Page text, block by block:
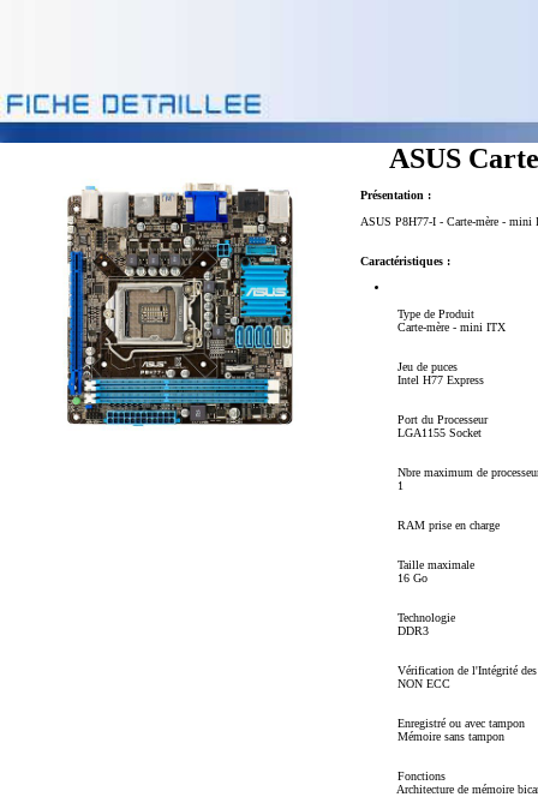
ASUS
Présentation :
ASUS P8H77-I - Carte-mère - mini
Caractéristiques :
Type de Produit
Carte-mère - mini ITX
Jeu de puces
Intel H77 Express
Port du Processeur
LGA1155 Socket
Nbre maximum de
1
RAM prise en charge
Taille maximale
16 Go
Technologie
DDR3
Vérification de l'Intégrité des
NON ECC
Enregistré ou avec tampon
Mémoire sans tampon
Fonctions
Architecture de mémoire